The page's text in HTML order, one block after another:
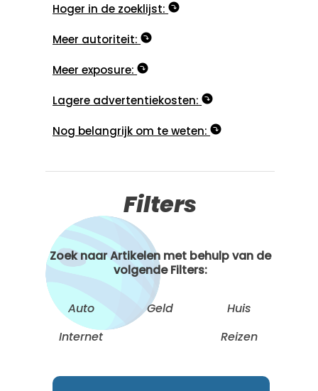
Hoger in de zoeklijst:
Meer autoriteit:
Meer exposure:
Lagere advertentiekosten:
Nog belangrijk om te weten:
Filters
Zoek naar Artikelen met behulp van de
volgende Filters:
Auto Geld
Huis
Internet
Reizen